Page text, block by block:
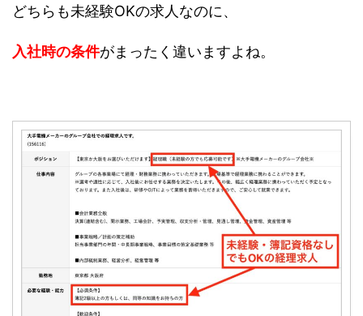
どちらも未経験OKの求人なのに、
入社時の条件がまったく違いますよね。